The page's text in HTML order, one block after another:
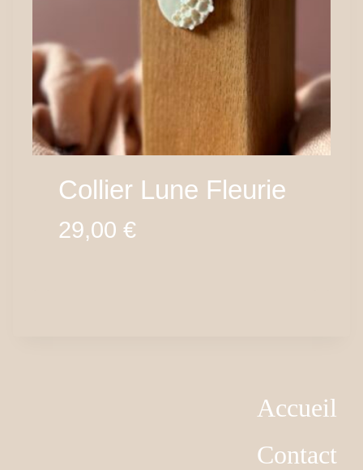
Collier Lune Fleurie
29,00 €
Accueil
Contact